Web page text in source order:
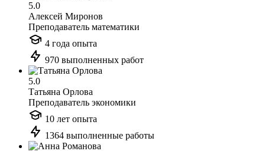
5.0
Алексей Миронов
Преподаватель математики
4 года опыта
970 выполненных работ
5.0
Татьяна Орлова
Преподаватель экономики
10 лет опыта
1364 выполненные работы